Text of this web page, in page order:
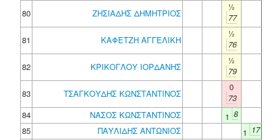
80
ΖΗΣΙΑΔΗΣ ΔΗΜΗΤΡΙΟΣ
½
77
81
ΚΑΦΕΤΖΗ ΑΓΓΕΛΙΚΗ
½
76
82
ΚΡΙΚΟΓΛΟΥ ΙΟΡΔΑΝΗΣ
½
79
83
ΤΣΑΓΚΟΥΔΗΣ ΚΩΝΣΤΑΝΤΙΝΟΣ
0
73
84
ΝΑΣΟΣ ΚΩΝΣΤΑΝΤΙΝΟΣ 1 8
85
ΠΑΥΛΙΔΗΣ ΑΝΤΩΝΙΟΣ 1 17